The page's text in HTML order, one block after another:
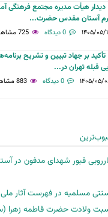
دیدار هیأت مدیره مجتمع فرهنگی
آستان مقدس حضرت...
۰۵/۱۰ 0 دیدگاه 725 مشاهده
تأکید بر جهاد تبیین و تشریح
قبله تهران در...
۰۵/۰۸ 0 دیدگاه 883 مشاهده
قبور شهدای مدفون در
مسلمیه در فهرست آثار
ولادت حضرت فاطمه